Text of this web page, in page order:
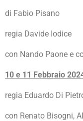
di Fabio Pisano
regia Davide Iodice
con Nando Paone e
10 e 11 Febbraio
regia Eduardo Di
con Renato Bisogni,